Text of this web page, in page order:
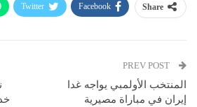
Share
Facebook
Twitter
المنتخب الأولمبي يواجه غدا
إيران في مباراة مصيرية